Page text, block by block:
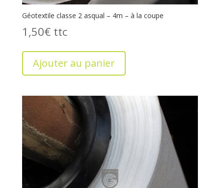
Géotextile classe 2 asqual – 4m – à la coupe
1,50€
Ajouter au panier